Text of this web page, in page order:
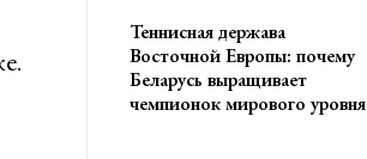
Теннисная держава
Восточной Европы: почему
Беларусь выращивает
чемпионок мирового уровня